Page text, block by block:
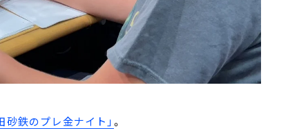
砂鉄のプレ金ナイト」。